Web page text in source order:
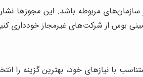
سازمان‌های مربوطه باشد. این
بوس از شرکت‌های غیرمجاز خودداری
با نیازهای خود، بهترین گزینه